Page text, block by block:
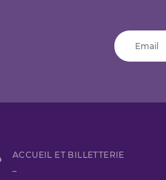
ACCUEIL ET BILLETTERIE
–